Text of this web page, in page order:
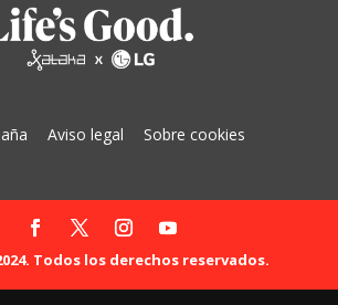
Aviso legal Sobre cookies
Todos los derechos reservados.